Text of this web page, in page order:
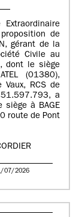
Extraordinaire
de
gérant de la
Civile au
dont le siège
(01380),
RCS de
a
siège à BAGE
route de Pont
07/2026